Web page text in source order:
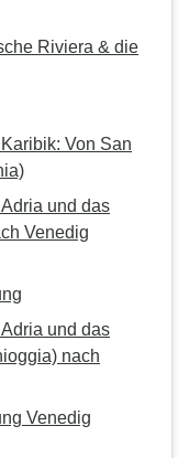
Riviera & die
Von San
und das
Venedig
und das
nach
Venedig